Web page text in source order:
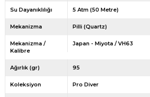
Su Dayanıklılığı 5 Atm (50 Metre)
Mekanizma Pilli (Quartz)
Mekanizma /
Kalibre
Japan - Miyota / VH63
Ağırlık (gr) 95
Koleksiyon Pro Diver